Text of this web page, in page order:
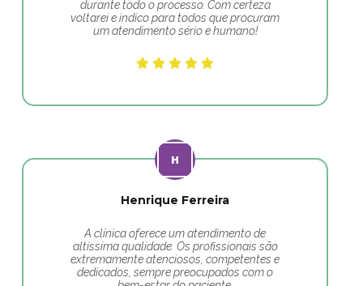
durante todo o processo. Com certeza
voltarei e indico para todos que procuram
um atendimento sério e humano!
Henrique Ferreira
A clínica oferece um atendimento de
altíssima qualidade. Os profissionais são
extremamente atenciosos, competentes e
dedicados, sempre preocupados com o